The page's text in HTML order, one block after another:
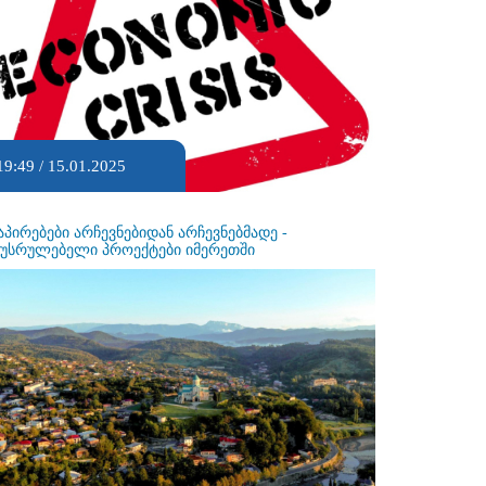
/ 15.01.2025
არჩევნებიდან არჩევნებმადე -
პროექტები იმერეთში